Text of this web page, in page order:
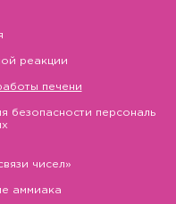
реакции
печени
безопасности персональ
чисел»
аммиака